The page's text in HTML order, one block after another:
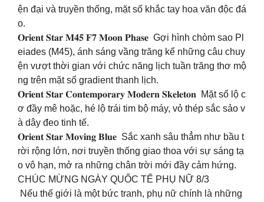
ện đại và truyền thống, mặt số khắc tay hoa văn độc đá
o.
𝐎𝐫𝐢𝐞𝐧𝐭 𝐒𝐭𝐚𝐫 𝐌𝟒𝟓 𝐅𝟕 𝐌𝐨𝐨𝐧 𝐏𝐡𝐚𝐬𝐞 Gợi hình chòm sao Pl
eiades (M45), ánh sáng vầng trăng kể những câu chuy
ện vượt thời gian với chức năng lịch tuần trăng thơ mộ
ng trên mặt số gradient thanh lịch.
𝐎𝐫𝐢𝐞𝐧𝐭 𝐒𝐭𝐚𝐫 𝐂𝐨𝐧𝐭𝐞𝐦𝐩𝐨𝐫𝐚𝐫𝐲 𝐌𝐨𝐝𝐞𝐫𝐧 𝐒𝐤𝐞𝐥𝐞𝐭𝐨𝐧 Mặt số lộ c
ơ đầy mê hoặc, hé lộ trái tim bộ máy, vỏ thép sắc sảo v
à dây đeo tinh tế.
𝐎𝐫𝐢𝐞𝐧𝐭 𝐒𝐭𝐚𝐫 𝐌𝐨𝐯𝐢𝐧𝐠 𝐁𝐥𝐮𝐞 Sắc xanh sâu thẳm như bầu t
rời rộng lớn, nơi truyền thống giao thoa với sự sáng tạ
o vô hạn, mở ra những chân trời mới đầy cảm hứng.
CHÚC MỪNG NGÀY QUỐC TẾ PHỤ NỮ 8/3
Nếu thế giới là một bức tranh, phụ nữ chính là những